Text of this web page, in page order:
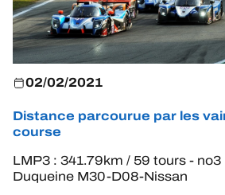
24H LEMANS
FIAWEC
MLMC
02/02/2021
Distance parcourue par les
course
LMP3 : 341.79km / 59 tours -
Duqueine M30-D08-Nissan